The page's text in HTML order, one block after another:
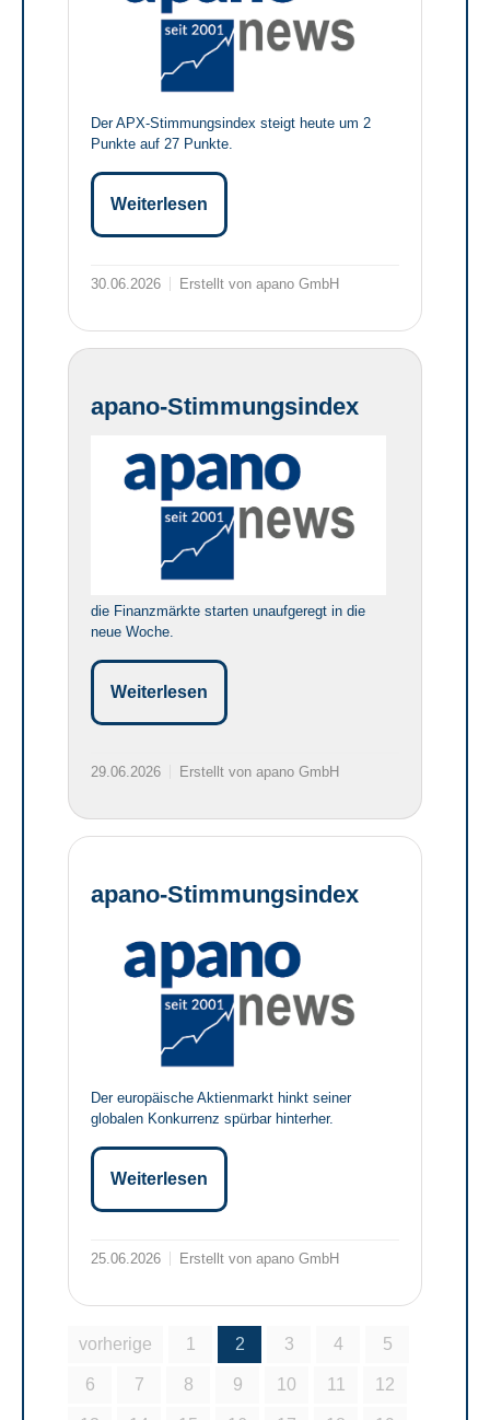
Der APX-Stimmungsindex steigt heute um 2
Punkte auf 27 Punkte.
Weiterlesen
30.06.2026 Erstellt von apano GmbH
apano-Stimmungsindex
die Finanzmärkte starten unaufgeregt in die
neue Woche.
Weiterlesen
29.06.2026 Erstellt von apano GmbH
apano-Stimmungsindex
Der europäische Aktienmarkt hinkt seiner
globalen Konkurrenz spürbar hinterher.
Weiterlesen
25.06.2026 Erstellt von apano GmbH
vorherige 1 2 3 4 5
6 7 8 9 10 11 12